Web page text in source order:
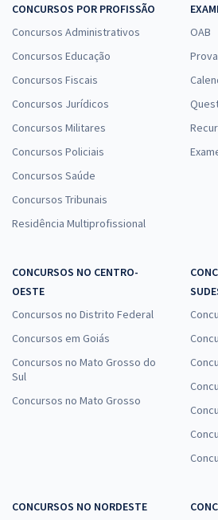
CONCURSOS POR PROFISSÃO
Concursos Administrativos
Concursos Educação
Concursos Fiscais
Concursos Jurídicos
Concursos Militares
Concursos Policiais
Concursos Saúde
Concursos Tribunais
Residência Multiprofissional
OAB
CONCURSOS NO CENTRO-
OESTE
Concursos no Distrito Federal
Concursos em Goiás
Concursos no Mato Grosso do
Sul
Concursos no Mato Grosso
CONCURSOS NO NORDESTE